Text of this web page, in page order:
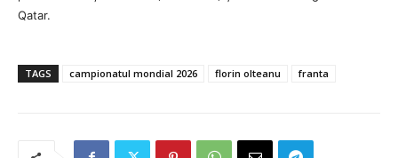
Qatar.
TAGS campionatul mondial 2026 florin olteanu franta